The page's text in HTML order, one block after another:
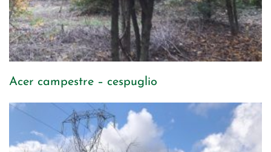
Acer campestre – cespuglio